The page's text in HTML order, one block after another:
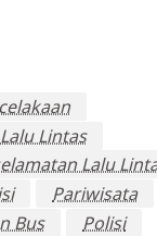
Lintas
Lalu
Pariwisata
Bus
Polisi